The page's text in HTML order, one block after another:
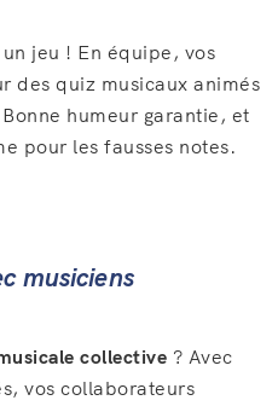
jeu ! En équipe, vos
des quiz musicaux animés
humeur garantie, et
pour les fausses notes.
musiciens
collective ? Avec
vos collaborateurs